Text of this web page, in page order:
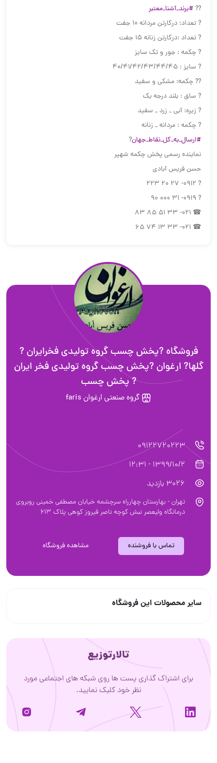
?? #برند_آشنا_معتبر
? تعداد: درکارتن مردانه 10 جفت
? تعداد :درکارتن زنانه 15 جفت
? چکمه : جور و تک سایز
? سایز : 40/41/42/43/44/45
?? چکمه: مشکی و سفید
? ساق : بلند درجه یک
? زیره: آبی _ زرد _ سفید
? چکمه : مردانه _ زنانه
#ارسال_به_کل_نقاط_جهان?
نماینده رسمی پخش چکمه شهپر
حسن فریس آبادی
? 0912- 27 20 223
? 0919- 31 000 90
☎ 021- 33 51 85 83
☎ 021- 33 13 74 65
فروشگاه ?پخش چسب گروه تولیدی فخرایران ?
گلها? ارغوان ?پخش چسب گروه تولیدی فخر ایران
? پخش چسب
گروه صنعتی ارغوان faris
09122720223
1399/10/2 - 12:31
3026 بازدید
تهران - بهارستان چهارراه سرچشمه خیابان مصطفی خمینی روبروی
درمانگاه ولیعصر نبش کوچه ناصر فیروز کوهی پلاک 613
تماس با فروشنده مشاهده فروشگاه
سایر محصولات این فروشگاه
تالارتوزیع
برای اشتراک گذاری پست ها روی شبکه های اجتماعی مورد
نظر خود کلیک نمایید.